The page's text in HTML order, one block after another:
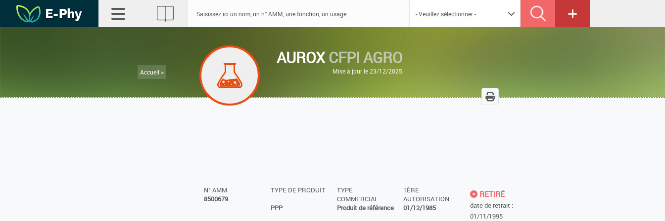
Accueil >
AUROXCFPI AGRO
Mise à jour le 23/12/2025
N° AMM
8500679
TYPE DE PRODUIT
:
PPP
TYPE
COMMERCIAL :
Produit de référence
1ÈRE
AUTORISATION :
01/12/1985
RETIRÉ
date de retrait :
01/11/1995